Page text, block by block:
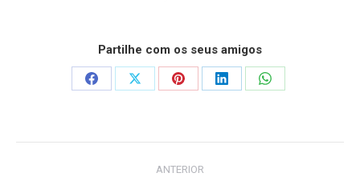
Partilhe com os seus amigos
Share
Share
Share
Share
Share
ANTERIOR